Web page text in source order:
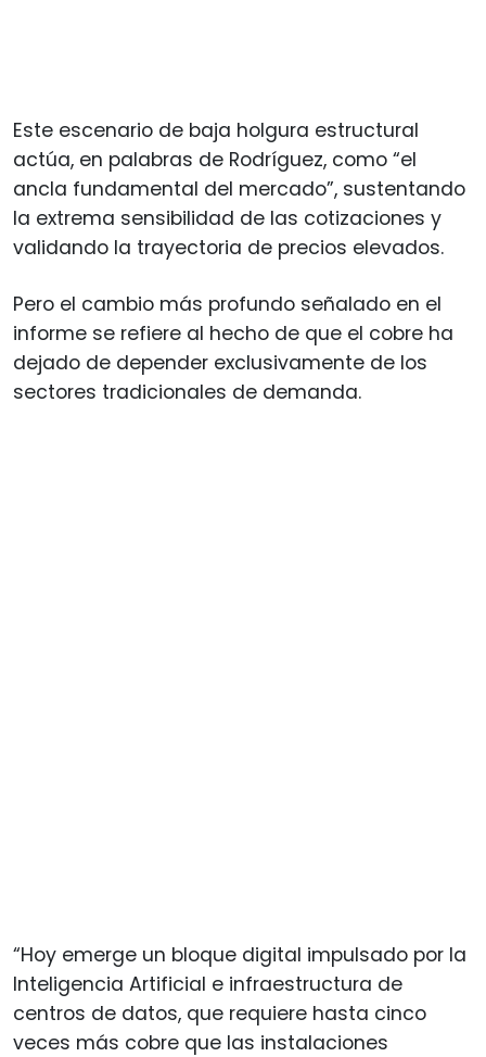
Este escenario de baja holgura estructural
actúa, en palabras de Rodríguez, como “el
ancla fundamental del mercado”, sustentando
la extrema sensibilidad de las cotizaciones y
validando la trayectoria de precios elevados.
Pero el cambio más profundo señalado en el
informe se refiere al hecho de que el cobre ha
dejado de depender exclusivamente de los
sectores tradicionales de demanda.
“Hoy emerge un bloque digital impulsado por la
Inteligencia Artificial e infraestructura de
centros de datos, que requiere hasta cinco
veces más cobre que las instalaciones